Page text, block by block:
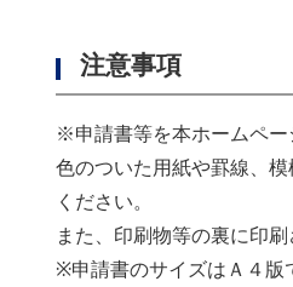
注意事項
※申請書等を本ホームペー
色のついた用紙や罫線、
ください。
また、印刷物等の裏に印
※申請書のサイズはＡ４版